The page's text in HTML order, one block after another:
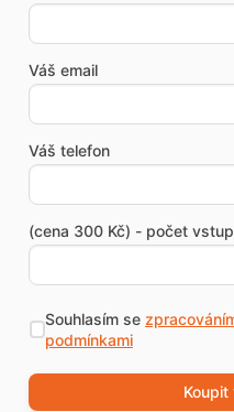
Váš email
Váš telefon
(cena 300 Kč) - počet
Souhlasím se
podmínkami